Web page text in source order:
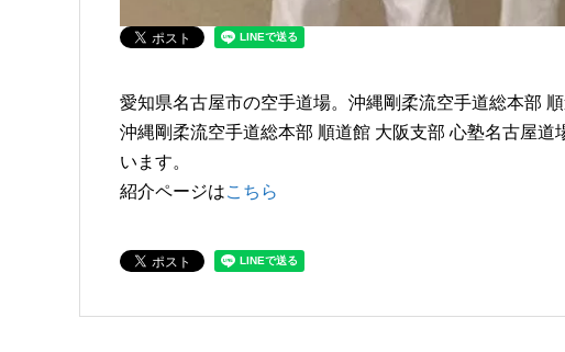
愛知県名古屋市の空手道場。沖縄剛柔流空手道総本部
沖縄剛柔流空手道総本部 順道館 大阪支部 心塾名古屋
います。
紹介ページはこちら